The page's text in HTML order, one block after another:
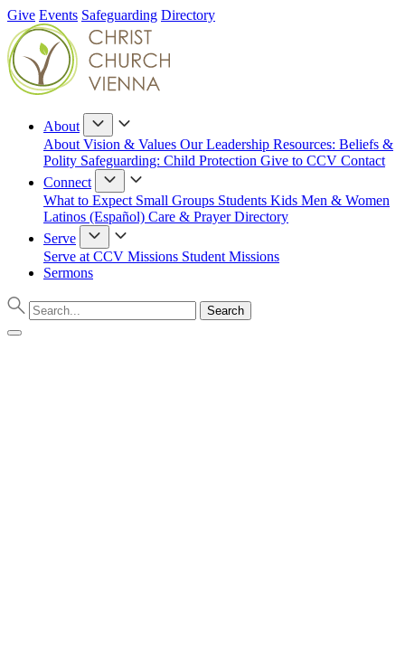
Give Events Safeguarding Directory
About
About Vision & Values Our Leadership Resources: Beliefs &
Polity Safeguarding: Child Protection Give to CCV Contact
Connect
What to Expect Small Groups Students Kids Men & Women
Latinos (Español) Care & PrayerDirectory
Serve
Serve at CCV Missions Student Missions
Sermons